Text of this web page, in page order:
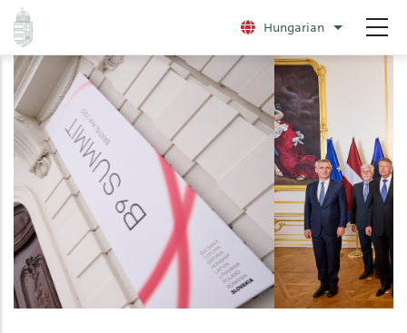
Ugrás
tartalomra
Hungarian További